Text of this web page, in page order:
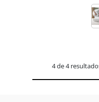
4 de 4